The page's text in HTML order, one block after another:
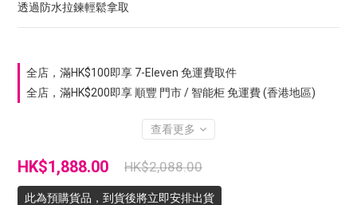
透過防水拉鍊輕鬆拿取
全店，滿HK$100即享 7-Eleven 免運費取件
全店，滿HK$200即享 順豐 門市 / 智能柜 免運費 (香港地區)
查看更多
HK$1,888.00 HK$2,088.00
此為預購貨品，到貨後將立即安排出貨